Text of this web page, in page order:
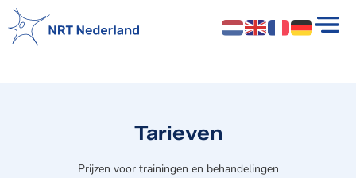
Tarieven
Prijzen voor trainingen en behandelingen